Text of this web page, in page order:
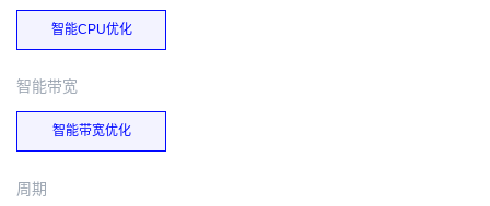
智能CPU优化
智能带宽
智能带宽优化
周期